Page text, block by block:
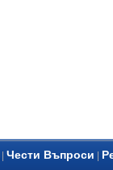
Чести Въпроси